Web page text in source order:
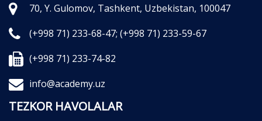
70, Y. Gulomov, Tashkent, Uzbekistan, 100047
(+998 71) 233-68-47; (+998 71) 233-59-67
(+998 71) 233-74-82
info@academy.uz
TEZKOR HAVOLALAR